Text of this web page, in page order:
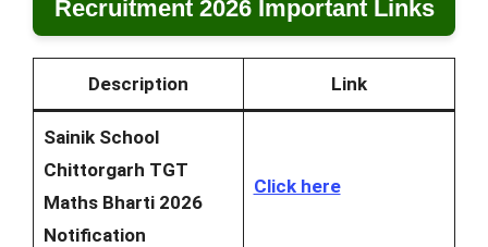
Recruitment 2026 Important Links
Description Link
Sainik School
Chittorgarh TGT
Maths Bharti 2026
Notification
Click here